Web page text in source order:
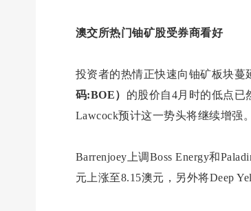
澳交所热门铀矿股受券商看好
投资者的热情正快速向铀矿板块蔓
码:BOE） 的股价自4月时的低点已
Lawcock预计这一势头将继续增强。
Barrenjoey上调Boss Energy和
元上涨至8.15澳元，另外将Deep